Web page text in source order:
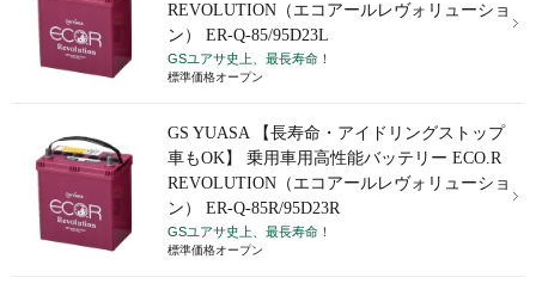
REVOLUTION（エコアールレヴォリューショ
ン） ER-Q-85/95D23L
GSユアサ史上、最長寿命！
標準価格オープン
GS YUASA 【長寿命・アイドリングストップ
車もOK】 乗用車用高性能バッテリー ECO.R
REVOLUTION（エコアールレヴォリューショ
ン） ER-Q-85R/95D23R
GSユアサ史上、最長寿命！
標準価格オープン